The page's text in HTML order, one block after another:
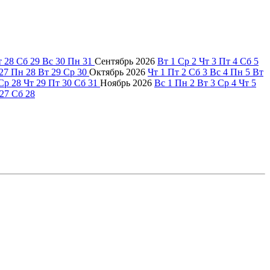
28 Сб 29 Вс 30 Пн 31 Сентябрь 2026 Вт 1 Ср 2 Чт 3 Пт 4 Сб 5
27 Пн 28 Вт 29 Ср 30 Октябрь 2026 Чт 1 Пт 2 Сб 3 Вс 4 Пн 5 Вт
28 Чт 29 Пт 30 Сб 31 Ноябрь 2026 Вс 1 Пн 2 Вт 3 Ср 4 Чт 5
27 Сб 28